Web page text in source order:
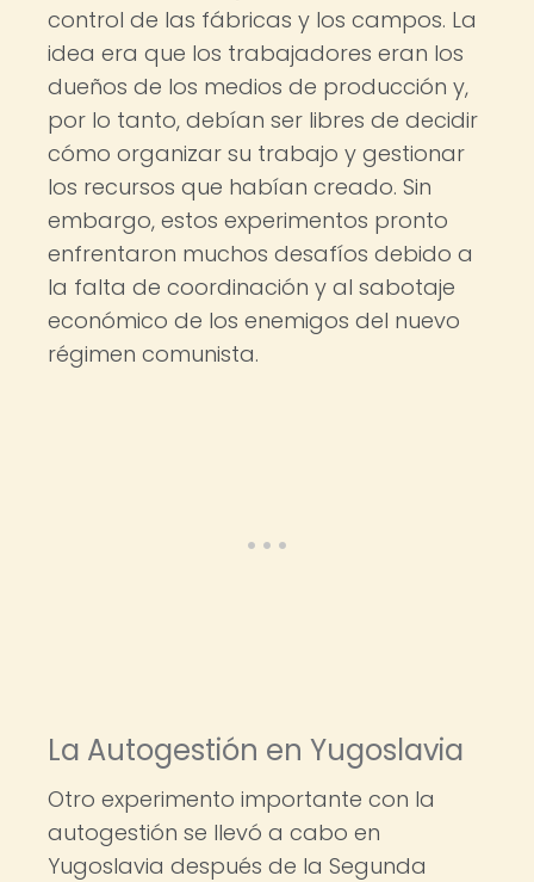
control de las fábricas y los campos. La
idea era que los trabajadores eran los
dueños de los medios de producción y,
por lo tanto, debían ser libres de decidir
cómo organizar su trabajo y gestionar
los recursos que habían creado. Sin
embargo, estos experimentos pronto
enfrentaron muchos desafíos debido a
la falta de coordinación y al sabotaje
económico de los enemigos del nuevo
régimen comunista.
La Autogestión en Yugoslavia
Otro experimento importante con la
autogestión se llevó a cabo en
Yugoslavia después de la Segunda